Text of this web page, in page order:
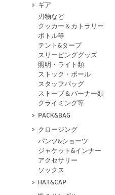
ギア
刃物など
クッカー＆カトラリー
ボトル等
テント&タープ
スリーピンググッズ
照明・ライト類
ストック・ポール
スタッフバッグ
ストーブ＆バーナー類
クライミング等
PACK&BAG
クロージング
パンツ&ショーツ
ジャケット&インナー
アクセサリー
ソックス
HAT&CAP